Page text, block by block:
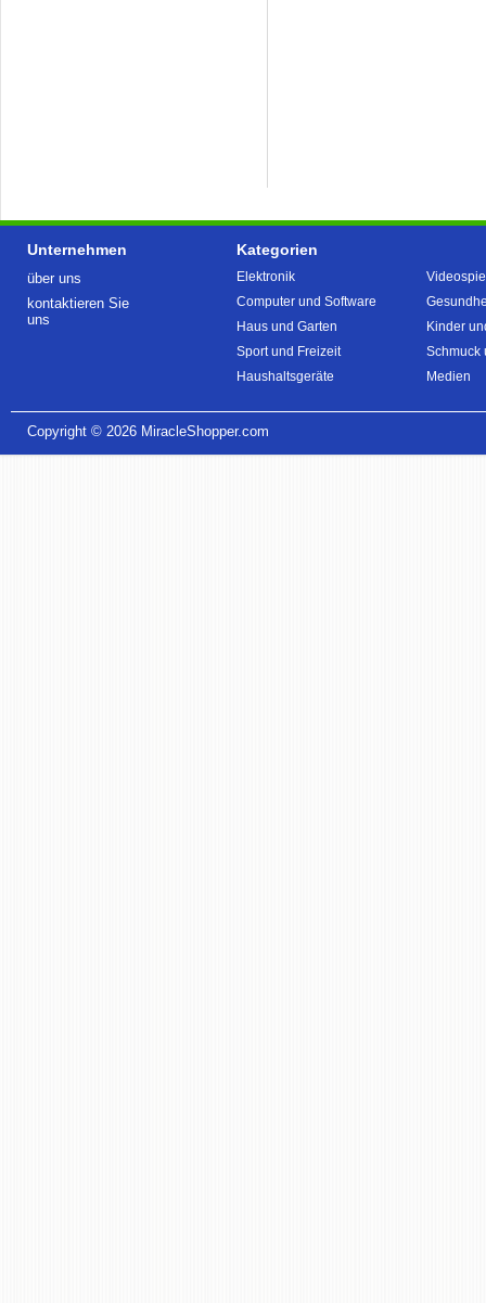
Unternehmen
über uns
kontaktieren Sie
uns
Kategorien
Elektronik
Computer und Software
Haus und Garten
Sport und Freizeit
Haushaltsgeräte
Kinder
Schmuck
Medien
Copyright © 2026 MiracleShopper.com